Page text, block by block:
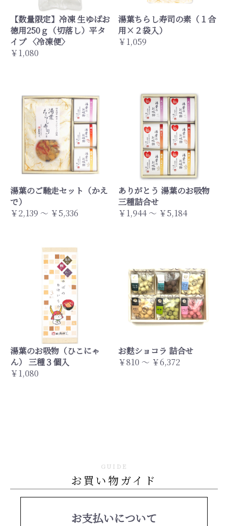
【数量限定】冷凍 生ゆばお
徳用250ｇ（切落し）平タ
イプ 〈冷凍便〉
￥1,080
湯葉ちらし寿司の素（１合
用×２袋入）
￥1,059
湯葉のご馳走セット（かえ
で）
￥2,139 ～ ￥5,336
ありがとう 湯葉のお吸物
三種詰合せ
￥1,944 ～ ￥5,184
湯葉のお吸物（ひこにゃ
ん） 三種３個入
￥1,080
お麩ショコラ 詰合せ
￥810 ～ ￥6,372
GUIDE
お買い物ガイド
お支払いについて